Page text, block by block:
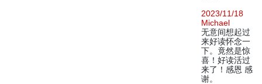
2023/11/18
Michael
无意间想起过
来好读怀念一
下。竟然是惊
喜！好读活过
来了！感恩 感
谢。